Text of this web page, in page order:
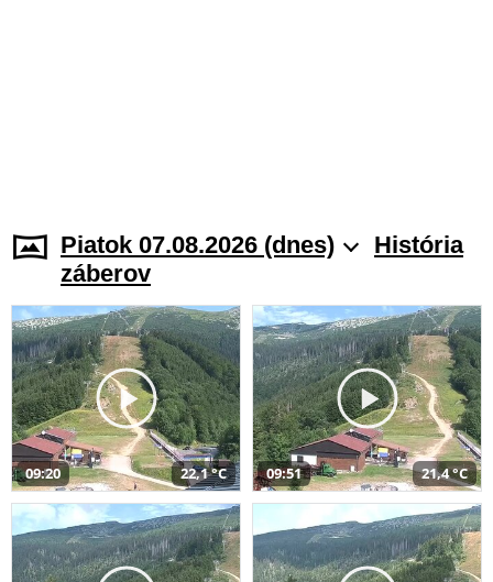
Piatok 07.08.2026 (dnes)
História
záberov
09:20 22,1 °C 09:51 21,4 °C